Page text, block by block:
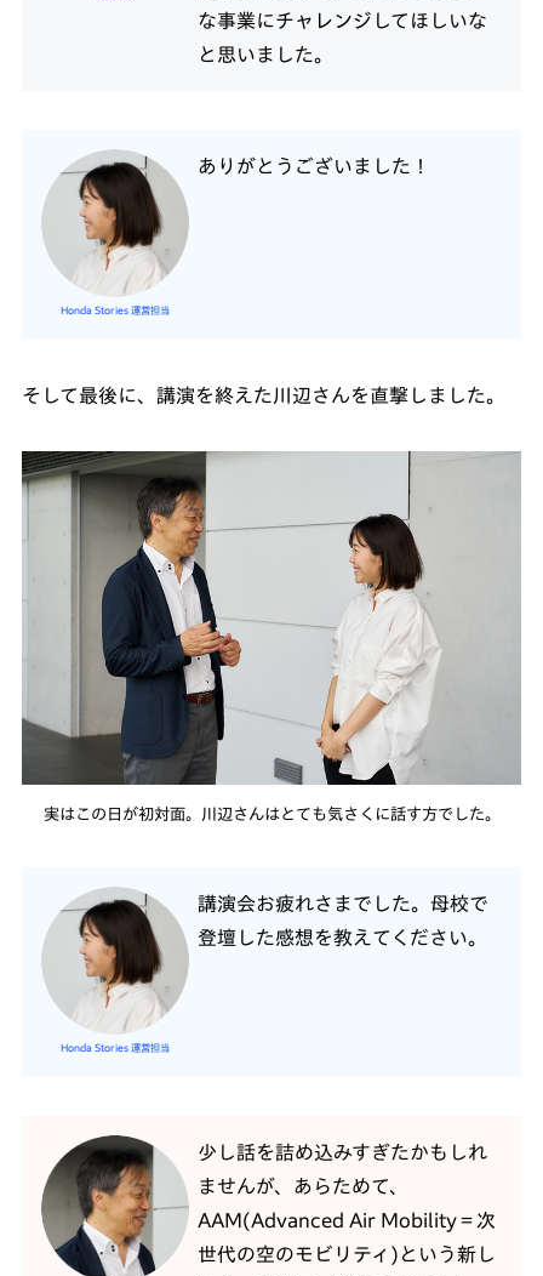
な事業にチャレンジしてほしいな
と思いました。
Honda Stories 運営担当
ありがとうございました！
そして最後に、講演を終えた川辺さんを直撃しました。
実はこの日が初対面。川辺さんはとても気さくに話す方でした。
Honda Stories 運営担当
講演会お疲れさまでした。母校で
登壇した感想を教えてください。
少し話を詰め込みすぎたかもしれ
ませんが、あらためて、
AAM(Advanced Air Mobility＝次
世代の空のモビリティ)という新し